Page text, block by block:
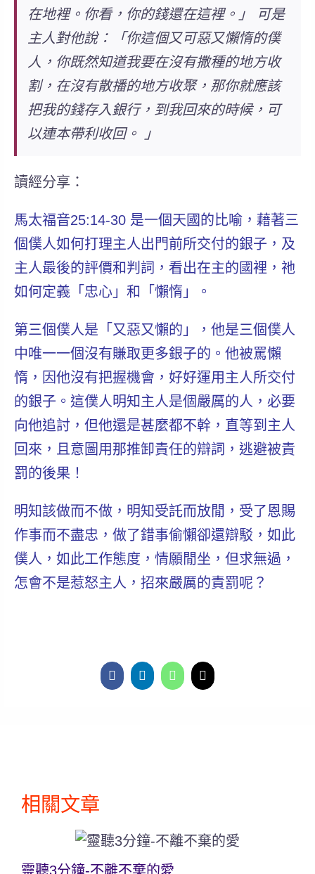
在地裡。你看，你的錢還在這裡。」 可是
主人對他說：「你這個又可惡又懶惰的僕
人 ，你既然知道我要在沒有撒種的地方收
割，在沒有散播的地方收聚，那你就應該
把我的錢存入銀行，到我回來的時候，可
以連本帶利收回。 」
讀經分享：
馬太福音25:14-30 是一個天國的比喻，藉著三
個僕人如何打理主人出門前所交付的銀子，及
主人最後的評價和判詞，看出在主的國裡，祂
如何定義「忠心」和「懶惰」。
第三個僕人是「又惡又懶的」，他是三個僕人
中唯一一個沒有賺取更多銀子的。他被罵懶
惰，因他沒有把握機會，好好運用主人所交付
的銀子。這僕人明知主人是個嚴厲的人，必要
向他追討，但他還是甚麼都不幹，直等到主人
回來，且意圖用那推卸責任的辯詞，逃避被責
罰的後果！
明知該做而不做，明知受託而放閒，受了恩賜
作事而不盡忠，做了錯事偷懶卻還辯駁， 如此
僕人，如此工作態度，情願閒坐，但求無過，
怎會不是惹怒主人，招來嚴厲的責罰呢？
相關文章
靈聽3分鐘-不離不棄的愛